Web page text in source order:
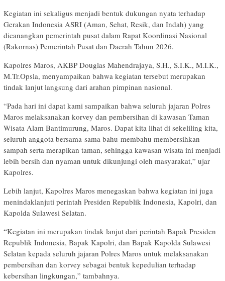
Kegiatan ini sekaligus menjadi bentuk dukungan nyata terhadap
Gerakan Indonesia ASRI (Aman, Sehat, Resik, dan Indah) yang
dicanangkan pemerintah pusat dalam Rapat Koordinasi Nasional
(Rakornas) Pemerintah Pusat dan Daerah Tahun 2026.
Kapolres Maros, AKBP Douglas Mahendrajaya, S.H., S.I.K., M.I.K.,
M.Tr.Opsla, menyampaikan bahwa kegiatan tersebut merupakan
tindak lanjut langsung dari arahan pimpinan nasional.
“Pada hari ini dapat kami sampaikan bahwa seluruh jajaran Polres
Maros melaksanakan korvey dan pembersihan di kawasan Taman
Wisata Alam Bantimurung, Maros. Dapat kita lihat di sekeliling kita,
seluruh anggota bersama-sama bahu-membahu membersihkan
sampah serta merapikan taman, sehingga kawasan wisata ini menjadi
lebih bersih dan nyaman untuk dikunjungi oleh masyarakat,” ujar
Kapolres.
Lebih lanjut, Kapolres Maros menegaskan bahwa kegiatan ini juga
menindaklanjuti perintah Presiden Republik Indonesia, Kapolri, dan
Kapolda Sulawesi Selatan.
“Kegiatan ini merupakan tindak lanjut dari perintah Bapak Presiden
Republik Indonesia, Bapak Kapolri, dan Bapak Kapolda Sulawesi
Selatan kepada seluruh jajaran Polres Maros untuk melaksanakan
pembersihan dan korvey sebagai bentuk kepedulian terhadap
kebersihan lingkungan,” tambahnya.